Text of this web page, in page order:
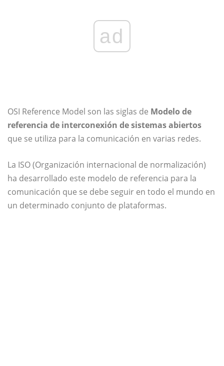
ad
OSI Reference Model son las siglas de Modelo de
referencia de interconexión de sistemas abiertos
que se utiliza para la comunicación en varias redes.
La ISO (Organización internacional de normalización)
ha desarrollado este modelo de referencia para la
comunicación que se debe seguir en todo el mundo en
un determinado conjunto de plataformas.